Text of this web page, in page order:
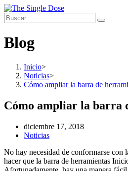
Saltar
al
contenido
Blog
Inicio>
Noticias>
Cómo ampliar la barra de
Cómo ampliar la barra
Publicación
de
entrada:
diciembre 17, 2018
Categoría
la
entrada:
Noticias
No hay necesidad de conformarse con
hacer que la barra de herramientas